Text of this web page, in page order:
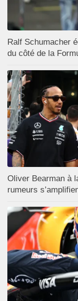
Ralf Schumacher
du côté de la
Oliver Bearman à
rumeurs